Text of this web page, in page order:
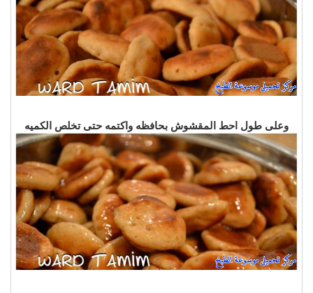
وعلى طول احط المقشوش بحافظه واكتمه حتى تخلص الكميه